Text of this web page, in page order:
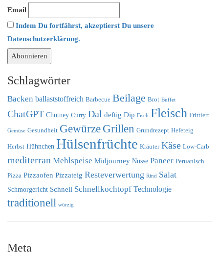
Email
Indem Du fortfährst, akzeptierst Du unsere
Datenschutzerklärung.
Schlagwörter
Backen ballaststoffreich Barbecue Beilage Brot Buffet
ChatGPT Chutney Curry Dal deftig Dip Fisch Fleisch Frittiert
Gemüse Gesundheit Gewürze Grillen Grundrezept Hefeteig
Herbst Hühnchen Hülsenfrüchte Kräuter Käse Low-Carb
mediterran Mehlspeise Midjourney Nüsse Paneer Peruanisch
Pizza Pizzaofen Pizzateig Resteverwertung Rind Salat
Schmorgericht Schnell Schnellkochtopf Technologie
traditionell würzig
Meta